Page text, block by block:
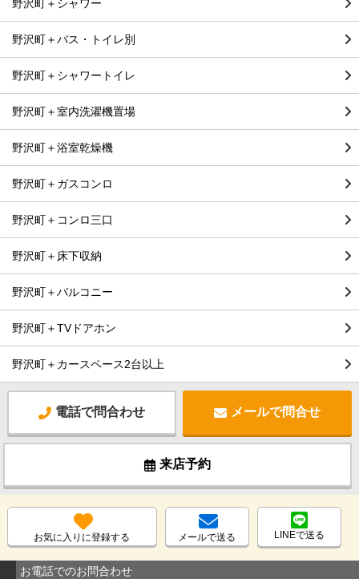
野沢町＋シャワー
野沢町＋バス・トイレ別
野沢町＋シャワートイレ
野沢町＋室内洗濯機置場
野沢町＋浴室乾燥機
野沢町＋ガスコンロ
野沢町＋コンロ三口
野沢町＋床下収納
野沢町＋バルコニー
野沢町＋TVドアホン
野沢町＋カースペース2台以上
電話で問合わせ メールで問合せ
来店予約
お気に入りに登録する メールで送る LINEで送る
お電話でのお問合わせ